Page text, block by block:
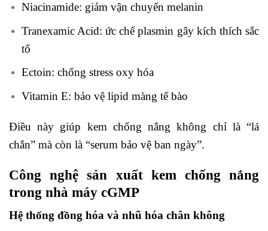
Niacinamide: giảm vận chuyển melanin
Tranexamic Acid: ức chế plasmin gây kích thích sắc
tố
Ectoin: chống stress oxy hóa
Vitamin E: bảo vệ lipid màng tế bào
Điều này giúp kem chống nắng không chỉ là “lá
chắn” mà còn là “serum bảo vệ ban ngày”.
Công nghệ sản xuất kem chống nắng
trong nhà máy cGMP
Hệ thống đồng hóa và nhũ hóa chân không